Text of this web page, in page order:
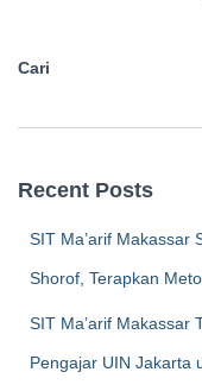
Cari
Recent Posts
SIT Ma’arif Makassar
Shorof, Terapkan
SIT Ma’arif Makassar
Pengajar UIN Jakarta